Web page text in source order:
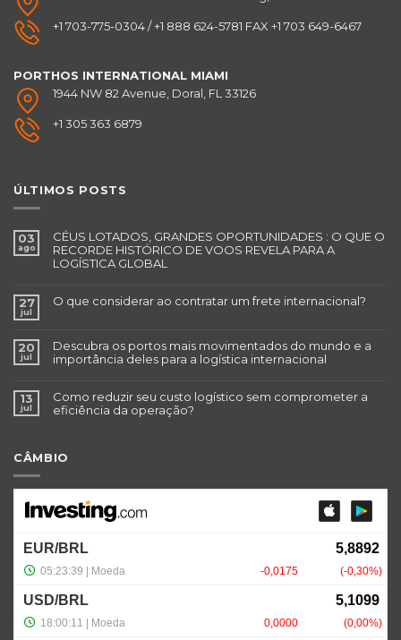
+1 703-775-0304 / +1 888 624-5781 FAX +1 703 649-6467
PORTHOS INTERNATIONAL MIAMI
1944 NW 82 Avenue, Doral, FL 33126
+1 305 363 6879
ÚLTIMOS POSTS
03
ago
CÉUS LOTADOS, GRANDES OPORTUNIDADES : O QUE O
RECORDE HISTÓRICO DE VOOS REVELA PARA A
LOGÍSTICA GLOBAL
27
jul
O que considerar ao contratar um frete internacional?
20
jul
Descubra os portos mais movimentados do mundo e a
importância deles para a logística internacional
13
jul
Como reduzir seu custo logístico sem comprometer a
eficiência da operação?
CÂMBIO